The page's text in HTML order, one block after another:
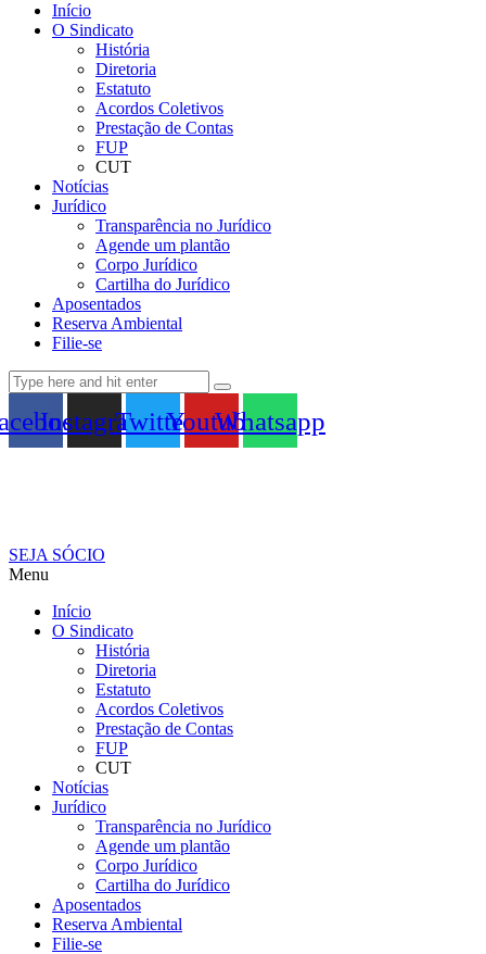
Início
O Sindicato
História
Diretoria
Estatuto
Acordos Coletivos
Prestação de Contas
FUP
CUT
Notícias
Jurídico
Transparência no Jurídico
Agende um plantão
Corpo Jurídico
Cartilha do Jurídico
Aposentados
Reserva Ambiental
Filie-se
InstagramTwitterYoutubeWhatsapp
SEJA SÓCIO
Menu
Início
O Sindicato
História
Diretoria
Estatuto
Acordos Coletivos
Prestação de Contas
FUP
CUT
Notícias
Jurídico
Transparência no Jurídico
Agende um plantão
Corpo Jurídico
Cartilha do Jurídico
Aposentados
Reserva Ambiental
Filie-se